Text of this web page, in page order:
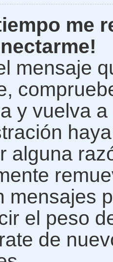
me
mensaje
y vuelva
alguna
mensajes
el peso
de